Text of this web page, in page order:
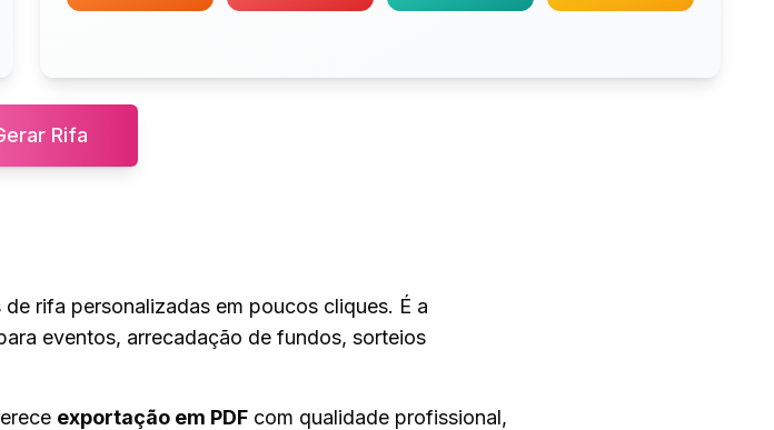
Rifa
de rifa personalizadas em poucos cliques. É a
eventos, arrecadação de fundos, sorteios
exportação em PDF com qualidade profissional,